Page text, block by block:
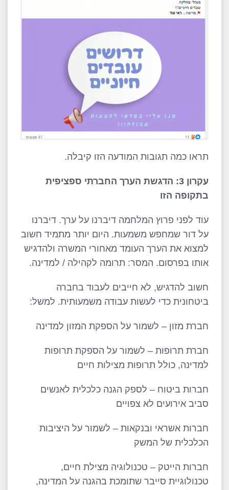
תראו כמה תגובות המודעה הזו קיבלה.
עקרון 3: הדגשת הערך החברתי ספציפית
בתקופה הזו
עוד לפני פרוץ המלחמה דיברנו על ערך. דיברנו
על דור שמחפש משמעות. היום יותר מתמיד חשוב
למצוא את הערך העומד מאחורי המשרה ולהדגיש
אותו בפרסום. המסר: תרומה לקהילה / למדינה.
חשוב להדגיש, לא חייבים לעבוד בחברה
ביטחונית כדי לעשות עבודה משמעותית. למשל:
חברת מזון – לשמור על הספקת המזון למדינה
חברת תרופות – לשמור על הספקת תרופות
למדינה, כולל תרופות מצילות חיים
חברות ביטוח – לספק הגנה כלכלית לאנשים
סביב אירועים לא צפויים
חברות אשראי ובנקאות – לשמור על היציבות
הכלכלית של המשק
חברות הייטק – טכנולוגיה מצילת חיים,
טכנולוגיית סייבר שתומכת בהגנה על המדינה,